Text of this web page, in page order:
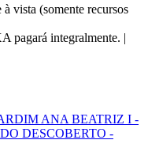
vista (somente recursos
pagará integralmente. |
ANA BEATRIZ I -
DESCOBERTO -